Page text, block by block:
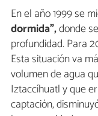
En el año 1999 se
dormida”,donde
profundidad. Para
Esta situación va
volumen de agua
Iztaccíhuatl y que
captación,